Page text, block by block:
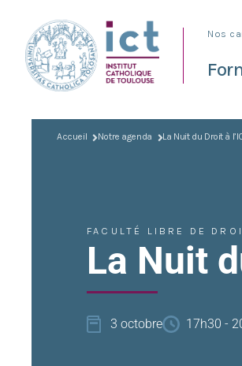
Nos
Accueil Notre agenda La Nuit du Droit à
FACULTÉ LIBRE DE
La Nuit
3 octobre 17h30 -